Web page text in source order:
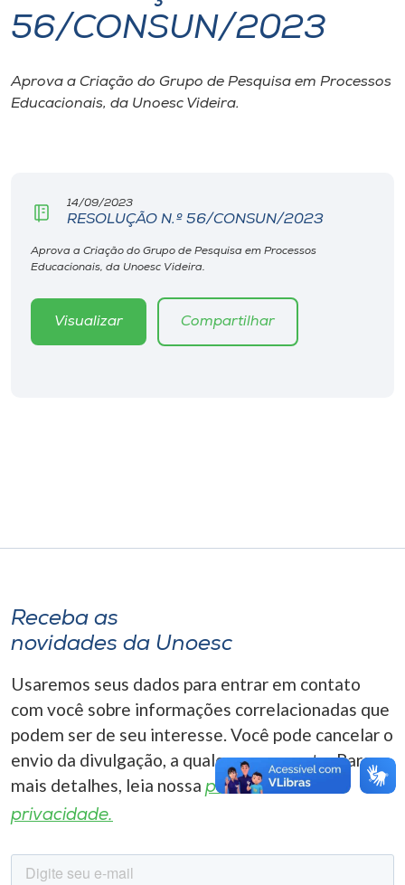
I.nova
Diplomados
CPA
Biblioteca
Editora
A-
56/CONSUN/2023
Aprova a Criação do Grupo de Pesquisa em Processos
Educacionais, da Unoesc Videira.
14/09/2023
RESOLUÇÃO N.º 56/CONSUN/2023
Aprova a Criação do Grupo de Pesquisa em Processos
Educacionais, da Unoesc Videira.
Visualizar Compartilhar
Receba as
novidades da Unoesc
Usaremos seus dados para entrar em contato
com você sobre informações correlacionadas que
podem ser de seu interesse. Você pode cancelar o
envio da divulgação, a qualquer momento. Para
mais detalhes, leia nossa política de
privacidade.